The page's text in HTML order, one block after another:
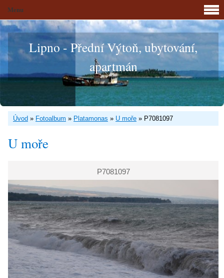
Lipno - Přední Výtoň, ubytování,
apartmán
Úvod » Fotoalbum » Platamonas » U moře » P7081097
U moře
P7081097
Menu